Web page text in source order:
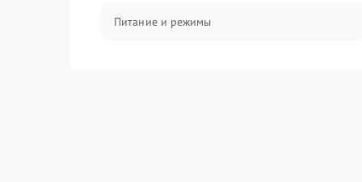
Питание и режимы